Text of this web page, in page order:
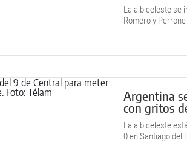
La albiceleste se
Romero y
Argentina
con gritos
La albiceleste
0 en Santiago del